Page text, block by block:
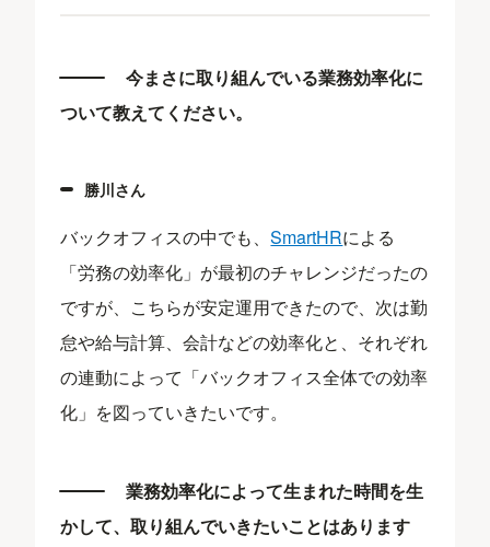
今まさに取り組んでいる業務効率化に
ついて教えてください。
​勝川さん
バックオフィスの中でも、SmartHRによる
「労務の効率化」が最初のチャレンジだったの
ですが、こちらが安定運用できたので、次は勤
怠や給与計算、会計などの効率化と、それぞれ
の連動によって「バックオフィス全体での効率
化」を図っていきたいです。
業務効率化によって生まれた時間を生
かして、取り組んでいきたいことはあります